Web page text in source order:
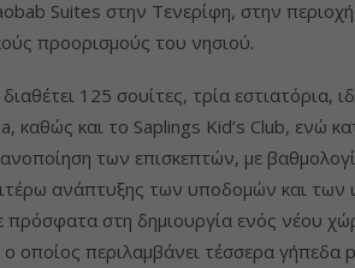
Suites στην Τενερίφη, στην
προορισμούς του νησιού.
125 σουίτες, τρία εστιατόρια,
καθώς και το Saplings Kid’s Club, ενώ
των επισκεπτών, με
ανάπτυξης των υποδομών και των
στη δημιουργία ενός νέου
οποίος περιλαμβάνει τέσσερα γήπεδα